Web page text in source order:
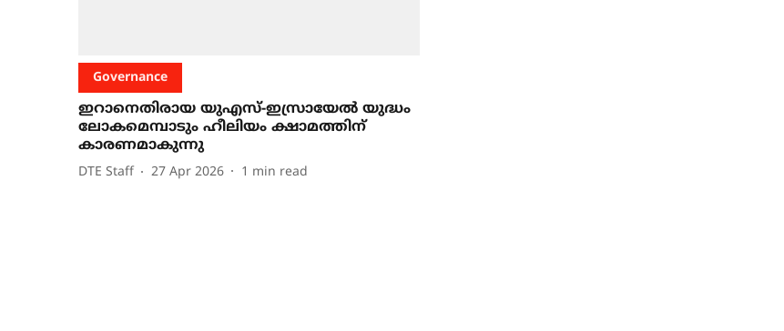
Governance
ഇറാനെതിരായ യുഎസ്-ഇസ്രായേൽ യുദ്ധം
ലോകമെമ്പാടും ഹീലിയം ക്ഷാമത്തിന്
കാരണമാകുന്നു
DTE Staff 27 Apr 2026 1 min read